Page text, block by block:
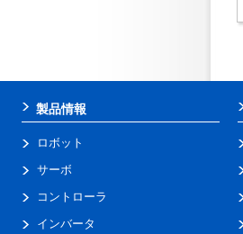
製品情報
ロボット
サーボ
コントローラ
インバータ